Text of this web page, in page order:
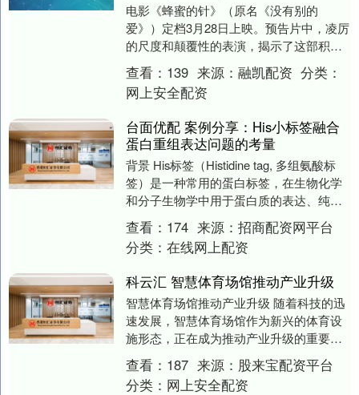
电影《蜂蜜的针》（原名《没有别的
爱》）定档3月28日上映。预告片中，凌厉
的尺度和颠覆性的表演，揭示了这部积压
十年之作的最大看点。 看点一：视角大胆
的“致命女人”....
查看： 139 来源： 融凯配资 分类：
网上安全配资
台面优配 案例分享：His小标签融合
蛋白重组表达问题的考量
背景 His标签（Histidine tag, 多组氨酸标
签）是一种常用的蛋白标签，在生物化学
和分子生物学中用于蛋白质的表达、纯化
和检测。它由一段由6-10个组....
查看： 174 来源： 招商配资网平台
分类： 在线网上配资
科云汇 智慧体育场馆推动产业升级
智慧体育场馆推动产业升级 随着科技的迅
速发展，智慧体育场馆作为新兴的体育设
施形态，正在成为推动产业升级的重要力
量。智慧体育场馆不仅改变了传统的体育
活动模式，还带....
查看： 187 来源： 股来宝配资平台
分类： 网上安全配资